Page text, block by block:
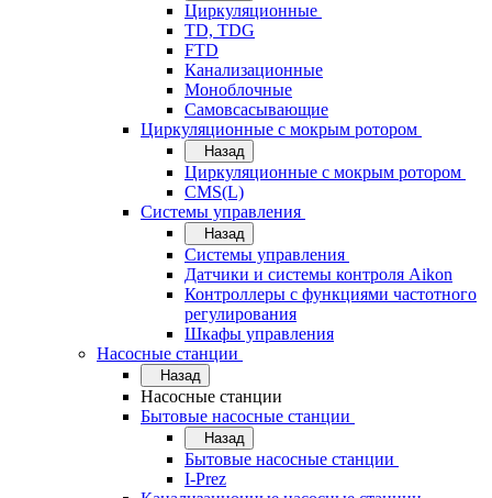
Циркуляционные
TD, TDG
FTD
Канализационные
Моноблочные
Самовсасывающие
Циркуляционные с мокрым ротором
Назад
Циркуляционные с мокрым ротором
CMS(L)
Системы управления
Назад
Системы управления
Датчики и системы контроля Aikon
Контроллеры с функциями частотного
регулирования
Шкафы управления
Насосные станции
Назад
Насосные станции
Бытовые насосные станции
Назад
Бытовые насосные станции
I-Prez